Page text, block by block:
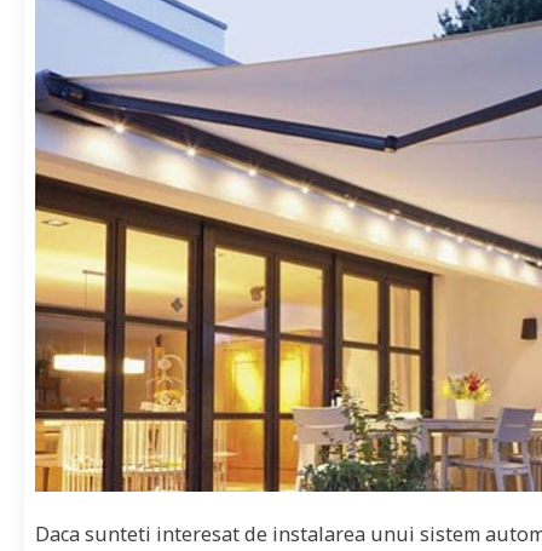
Daca sunteti interesat de instalarea unui sistem